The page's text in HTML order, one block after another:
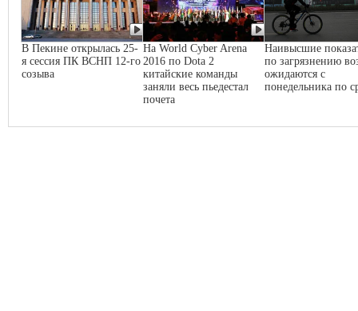
В Пекине открылась 25-
я сессия ПК ВСНП 12-го
созыва
На World Cyber Arena
2016 по Dota 2
китайские команды
заняли весь пьедестал
почета
Наивысшие
по загрязнению
ожидаются с
понедельника по